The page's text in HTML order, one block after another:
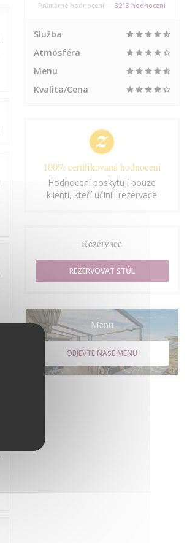
Průměrné hodnocení —3213 hodnoceni
Služba
Atmosféra
Menu
Kvalita/Cena
100% certifikovaná hodnocení
Hodnocení poskytují pouze
klienti, kteří učinili rezervace
Rezervace
REZERVOVAT STŮL
Menu
OBJEVTE NAŠE MENU